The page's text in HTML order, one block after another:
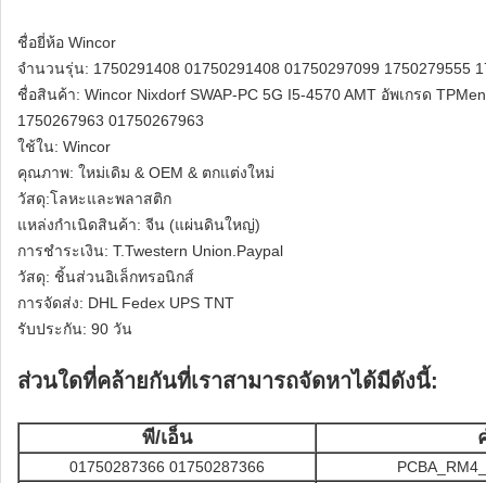
ชื่อยี่ห้อ Wincor
จำนวนรุ่น: 1750291408 01750291408 01750297099 1750279555
ชื่อสินค้า: Wincor Nixdorf SWAP-PC 5G I5-4570 AMT อัพเกรด
1750267963 01750267963
ใช้ใน: Wincor
คุณภาพ: ใหม่เดิม & OEM & ตกแต่งใหม่
วัสดุ:โลหะและพลาสติก
แหล่งกำเนิดสินค้า: จีน (แผ่นดินใหญ่)
การชำระเงิน: T.Twestern Union.Paypal
วัสดุ: ชิ้นส่วนอิเล็กทรอนิกส์
การจัดส่ง: DHL Fedex UPS TNT
รับประกัน: 90 วัน
ส่วนใดที่คล้ายกันที่เราสามารถจัดหาได้มีดังนี้:
พี/เอ็น
01750287366 01750287366